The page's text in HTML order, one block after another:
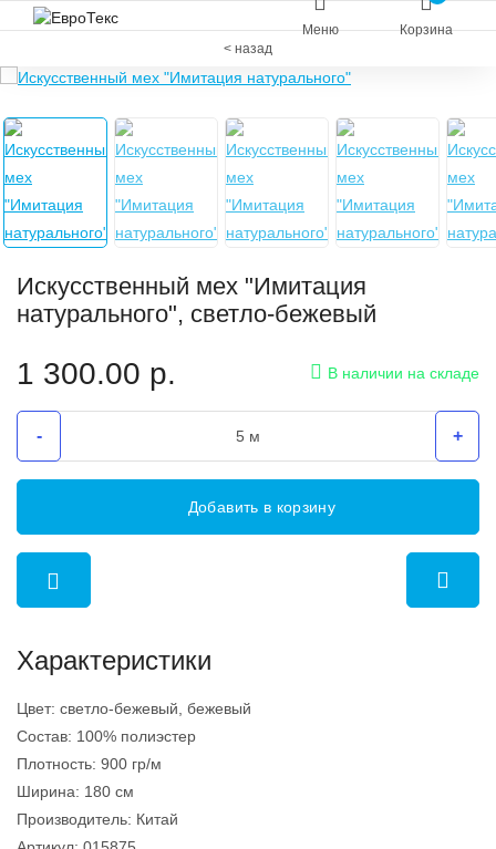
Меню
Корзина
< назад
Искусственный мех "Имитация
натурального", светло-бежевый
1 300.00 р. В наличии на складе
- +
Добавить в корзину
Характеристики
Цвет: светло-бежевый, бежевый
Состав: 100% полиэстер
Плотность: 900 гр/м
Ширина: 180 см
Производитель: Китай